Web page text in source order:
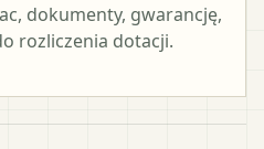
dokumenty, gwarancję,
rozliczenia dotacji.